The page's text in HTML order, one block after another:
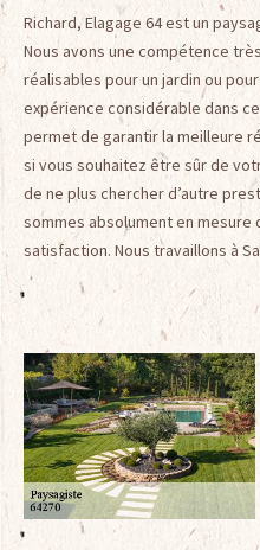
Richard, Elagage 64 est un
Nous avons une compétence
réalisables pour un jardin ou
expérience considérable dans
permet de garantir la meilleure
si vous souhaitez être sûr de
de ne plus chercher d’autre
sommes absolument en mesure
satisfaction. Nous travaillons à